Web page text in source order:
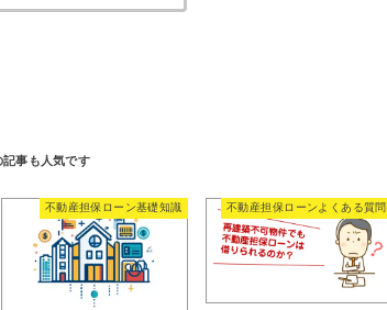
不動産担保ローン基礎知識 不動産担保ローンよくある質問